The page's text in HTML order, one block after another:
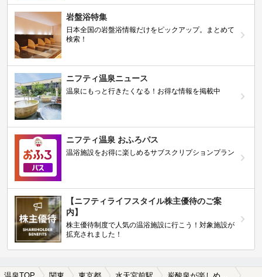
岩盤浴特集
日本全国の岩盤浴情報だけをピックアップ。まとめて
検索！
ニフティ温泉ニュース
温泉にもっと行きたくなる！お得な情報を掲載中
ニフティ温泉 おふろパス
温浴施設をお得に楽しめるサブスクリプションプラン
【ニフティライフスタイル株主優待のご案
内】
株主優待制度で人気の温浴施設に行こう！対象施設が
拡充されました！